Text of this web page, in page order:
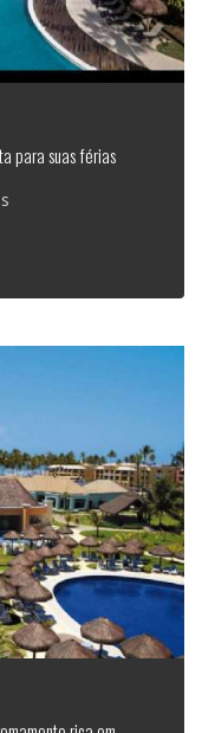
para suas férias